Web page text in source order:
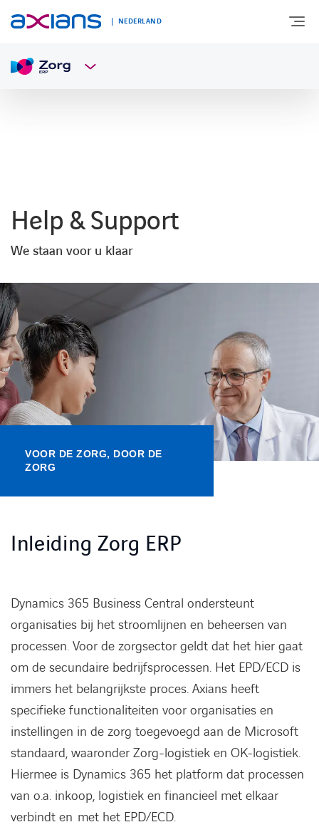
NEDERLAND
NIEUWS & INSPIRATIE
Kennisbank
Referenties
Events
Contact
Help & Support
We staan voor u klaar
VOOR DE ZORG, DOOR DE
ZORG
Inleiding Zorg ERP
Dynamics 365 Business Central ondersteunt
organisaties bij het stroomlijnen en beheersen van
processen. Voor de zorgsector geldt dat het hier gaat
om de secundaire bedrijfsprocessen. Het EPD/ECD is
immers het belangrijkste proces. Axians heeft
specifieke functionaliteiten voor organisaties en
instellingen in de zorg toegevoegd aan de Microsoft
standaard, waaronder Zorg-logistiek en OK-logistiek.
Hiermee is Dynamics 365 het platform dat processen
van o.a. inkoop, logistiek en financieel met elkaar
verbindt en met het EPD/ECD.